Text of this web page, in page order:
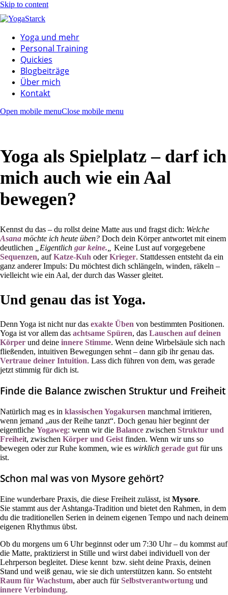
Skip to content
Yoga und mehr
Personal Training
Quickies
Blogbeiträge
Über mich
Kontakt
Open mobile menuClose mobile menu
Yoga als Spielplatz – darf ich
mich auch wie ein Aal
bewegen?
Kennst du das – du rollst deine Matte aus und fragst dich: Welche
Asana möchte ich heute üben? Doch dein Körper antwortet mit einem
deutlichen
„Eigentlich gar keine.
Keine Lust auf vorgegebene
Sequenzen, aufKatze-Kuh oderKrieger. Stattdessen entsteht da ein
ganz anderer Impuls: Du möchtest dich schlängeln, winden, räkeln –
vielleicht wie ein Aal, der durch das Wasser gleitet.
Und genau das ist Yoga.
Denn Yoga ist nicht nur das exakte Üben von bestimmten Positionen.
Yoga ist vor allem das achtsame Spüren, das Lauschen auf deinen
Körper und deine innere Stimme. Wenn deine Wirbelsäule sich nach
fließenden, intuitiven Bewegungen sehnt – dann gib ihr genau das.
Vertraue deiner Intuition. Lass dich führen von dem, was gerade
jetzt stimmig für dich ist.
Finde die Balance zwischen Struktur und Freiheit
Natürlich mag es in klassischen Yogakursen manchmal irritieren,
wenn jemand „aus der Reihe tanzt“. Doch genau hier beginnt der
eigentliche Yogaweg: wenn wir die Balance zwischen Struktur und
Freiheit, zwischen Körper und Geist finden. Wenn wir uns so
bewegen oder zur Ruhe kommen, wie es wirklich gerade gut für uns
ist.
Schon mal was von Mysore gehört?
Eine wunderbare Praxis, die diese Freiheit zulässt, ist Mysore.
Sie stammt aus der Ashtanga-Tradition und bietet den Rahmen, in dem
du die traditionellen Serien in deinem eigenen Tempo und nach deinem
eigenen Rhythmus übst.
Ob du morgens um 6 Uhr beginnst oder um 7:30 Uhr – du kommst auf
die Matte, praktizierst in Stille und wirst dabei individuell von der
Lehrperson begleitet. Diese kennt bzw. sieht deine Praxis, deinen
Stand und weiß genau, wie sie dich unterstützen kann. So entsteht
Raum für Wachstum, aber auch fürSelbstverantwortung und
innere Verbindung.